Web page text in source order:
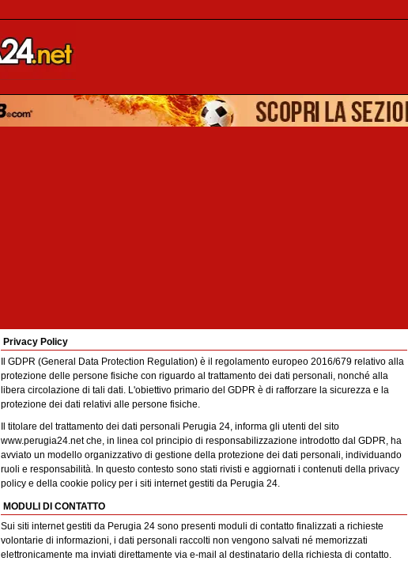
Privacy Policy
Il GDPR (General Data Protection Regulation) è il regolamento europeo 2016/679 relativo alla
protezione delle persone fisiche con riguardo al trattamento dei dati personali, nonché alla
libera circolazione di tali dati. L'obiettivo primario del GDPR è di rafforzare la sicurezza e la
protezione dei dati relativi alle persone fisiche.
Il titolare del trattamento dei dati personali Perugia 24, informa gli utenti del sito
www.perugia24.net che, in linea col principio di responsabilizzazione introdotto dal GDPR, ha
avviato un modello organizzativo di gestione della protezione dei dati personali, individuando
ruoli e responsabilità. In questo contesto sono stati rivisti e aggiornati i contenuti della privacy
policy e della cookie policy per i siti internet gestiti da Perugia 24.
MODULI DI CONTATTO
Sui siti internet gestiti da Perugia 24 sono presenti moduli di contatto finalizzati a richieste
volontarie di informazioni, i dati personali raccolti non vengono salvati né memorizzati
elettronicamente ma inviati direttamente via e-mail al destinatario della richiesta di contatto.